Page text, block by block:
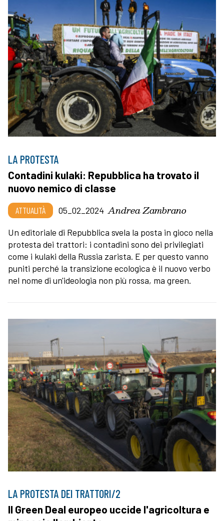
LA PROTESTA
Contadini kulaki: Repubblica ha trovato il
nuovo nemico di classe
ATTUALITÀ 05_02_2024 Andrea Zambrano
Un editoriale di Repubblica svela la posta in gioco nella
protesta dei trattori: i contadini sono dei privilegiati
come i kulaki della Russia zarista. E per questo vanno
puniti perché la transizione ecologica è il nuovo verbo
nel nome di un'ideologia non più rossa, ma green.
LA PROTESTA DEI TRATTORI/2
Il Green Deal europeo uccide l'agricoltura e